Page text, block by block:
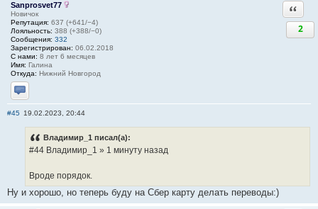
Sanprosvet77
Новичок
Репутация: 637 (+641/−4)
Лояльность: 388 (+388/−0)
Сообщения: 332
Зарегистрирован: 06.02.2018
С нами: 8 лет 6 месяцев
Имя: Галина
Откуда: Нижний Новгород
Отправить личное сообщение
2
#45 19.02.2023, 20:44
Владимир_1 писал(а):
#44 Владимир_1 » 1 минуту назад
Вроде порядок.
Ну и хорошо, но теперь буду на Сбер карту делать переводы:)